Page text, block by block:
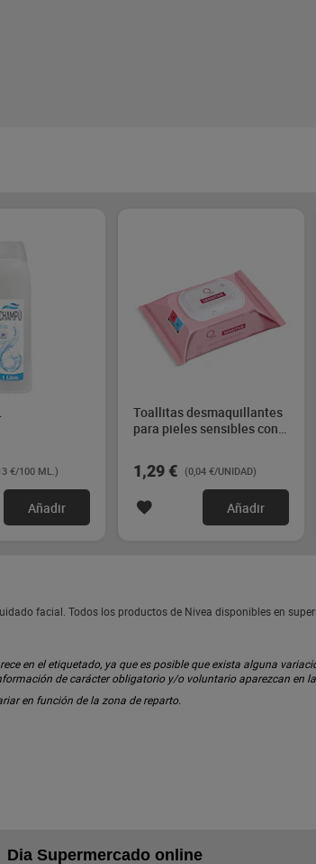
€/100 ML.)
Añadir
Toallitas desmaquillantes
para pieles sensibles con
Imaqe 30 unidades
1,29 € (0,04 €/UNIDAD)
Añadir
facial. Todos los productos de Nivea disponibles en
en el etiquetado, ya que es posible que exista alguna
de carácter obligatorio y/o voluntario aparezcan en
en función de la zona de reparto.
Dia Supermercado online